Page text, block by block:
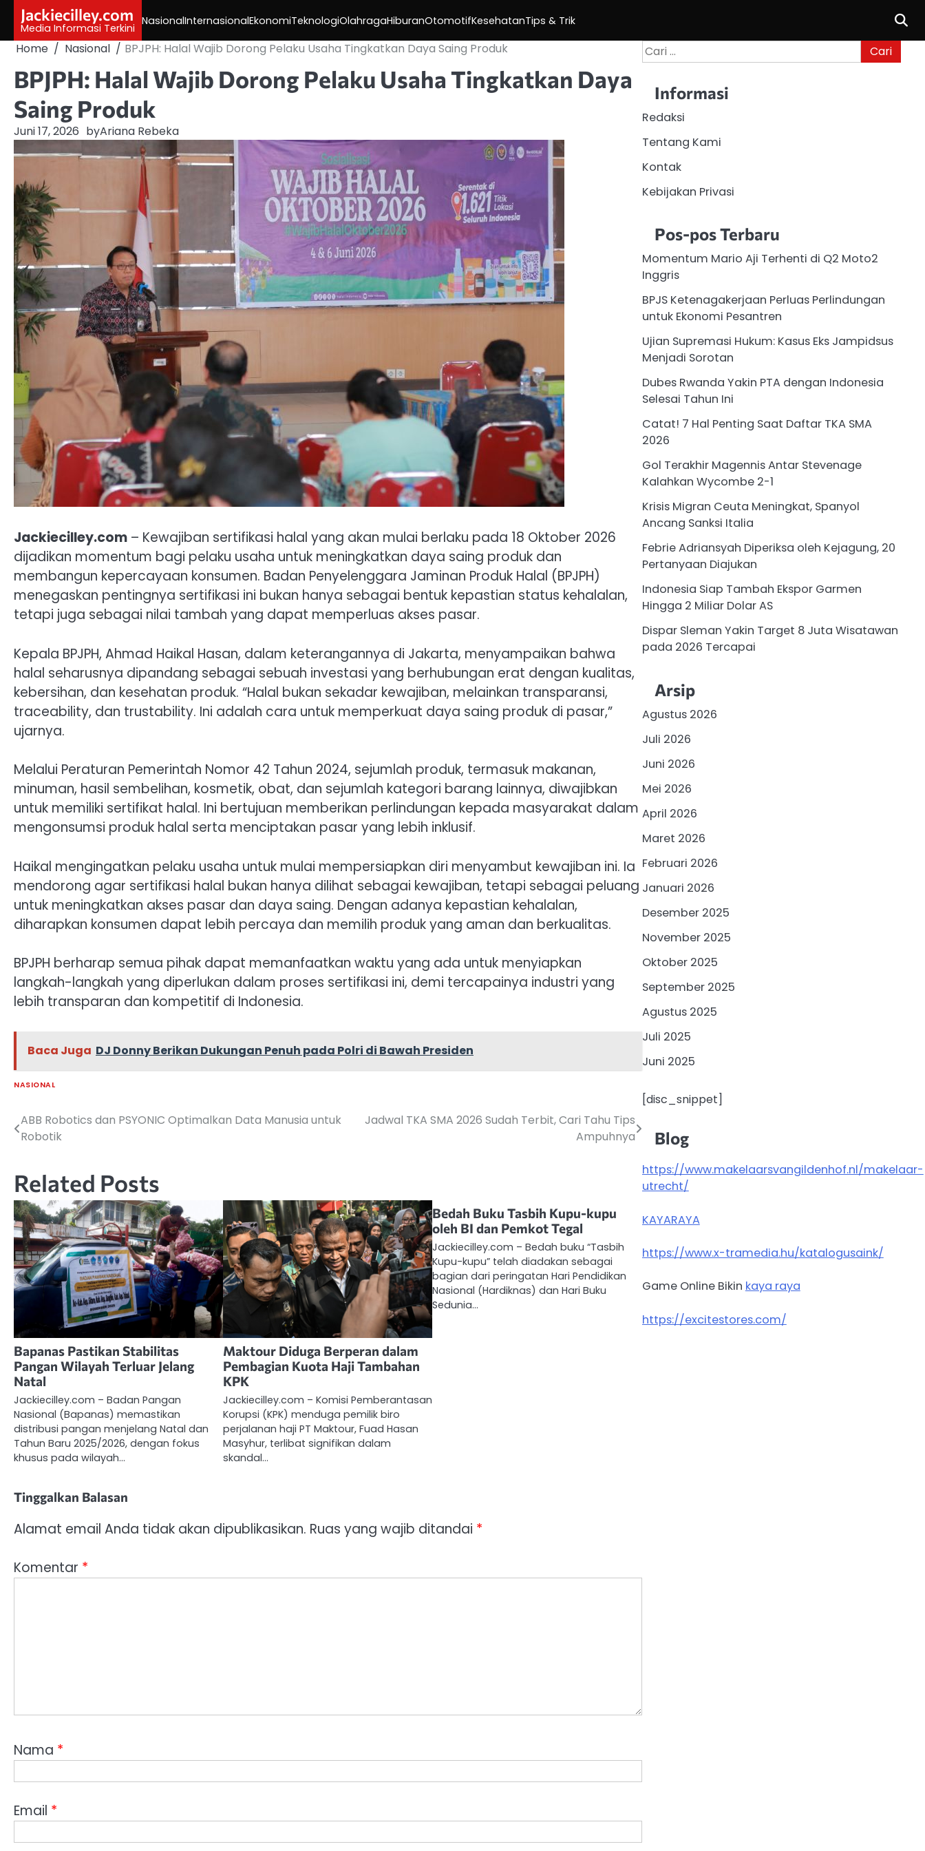
content
Jackiecilley.com
Media Informasi Terkini
NasionalInternasionalEkonomiTeknologiOlahragaHiburanOtomotifKesehatanTips & Trik
Home Nasional BPJPH: Halal Wajib Dorong Pelaku Usaha Tingkatkan Daya Saing Produk
BPJPH: Halal Wajib Dorong Pelaku Usaha Tingkatkan Daya
Saing Produk
Juni 17, 2026 byAriana Rebeka
Jackiecilley.com – Kewajiban sertifikasi halal yang akan mulai berlaku pada 18 Oktober 2026
dijadikan momentum bagi pelaku usaha untuk meningkatkan daya saing produk dan
membangun kepercayaan konsumen. Badan Penyelenggara Jaminan Produk Halal (BPJPH)
menegaskan pentingnya sertifikasi ini bukan hanya sebagai bentuk kepastian status kehalalan,
tetapi juga sebagai nilai tambah yang dapat memperluas akses pasar.
Kepala BPJPH, Ahmad Haikal Hasan, dalam keterangannya di Jakarta, menyampaikan bahwa
halal seharusnya dipandang sebagai sebuah investasi yang berhubungan erat dengan kualitas,
kebersihan, dan kesehatan produk. “Halal bukan sekadar kewajiban, melainkan transparansi,
traceability, dan trustability. Ini adalah cara untuk memperkuat daya saing produk di pasar,”
ujarnya.
Melalui Peraturan Pemerintah Nomor 42 Tahun 2024, sejumlah produk, termasuk makanan,
minuman, hasil sembelihan, kosmetik, obat, dan sejumlah kategori barang lainnya, diwajibkan
untuk memiliki sertifikat halal. Ini bertujuan memberikan perlindungan kepada masyarakat dalam
mengonsumsi produk halal serta menciptakan pasar yang lebih inklusif.
Haikal mengingatkan pelaku usaha untuk mulai mempersiapkan diri menyambut kewajiban ini. Ia
mendorong agar sertifikasi halal bukan hanya dilihat sebagai kewajiban, tetapi sebagai peluang
untuk meningkatkan akses pasar dan daya saing. Dengan adanya kepastian kehalalan,
diharapkan konsumen dapat lebih percaya dan memilih produk yang aman dan berkualitas.
BPJPH berharap semua pihak dapat memanfaatkan waktu yang ada untuk menyiapkan
langkah-langkah yang diperlukan dalam proses sertifikasi ini, demi tercapainya industri yang
lebih transparan dan kompetitif di Indonesia.
Baca Juga DJ Donny Berikan Dukungan Penuh pada Polri di Bawah Presiden
NASIONAL
Navigasi
ABB Robotics dan PSYONIC Optimalkan Data Manusia untuk
Robotik
Jadwal TKA SMA 2026 Sudah Terbit, Cari Tahu Tips
Ampuhnya
Related Posts
Bapanas Pastikan Stabilitas
Pangan Wilayah Terluar Jelang
Natal
Jackiecilley.com – Badan Pangan
Nasional (Bapanas) memastikan
distribusi pangan menjelang Natal dan
Tahun Baru 2025/2026, dengan fokus
khusus pada wilayah…
Maktour Diduga Berperan dalam
Pembagian Kuota Haji Tambahan
KPK
Jackiecilley.com – Komisi Pemberantasan
Korupsi (KPK) menduga pemilik biro
perjalanan haji PT Maktour, Fuad Hasan
Masyhur, terlibat signifikan dalam
skandal…
Bedah Buku Tasbih Kupu-kupu
oleh BI dan Pemkot Tegal
Jackiecilley.com – Bedah buku “Tasbih
Kupu-kupu” telah diadakan sebagai
bagian dari peringatan Hari Pendidikan
Nasional (Hardiknas) dan Hari Buku
Sedunia…
Tinggalkan Balasan
Alamat email Anda tidak akan dipublikasikan. Ruas yang wajib ditandai *
Komentar *
Nama *
Email *
Cari
untuk:
Informasi
Redaksi
Tentang Kami
Kontak
Kebijakan Privasi
Pos-pos Terbaru
Momentum Mario Aji Terhenti di Q2 Moto2
Inggris
BPJS Ketenagakerjaan Perluas Perlindungan
untuk Ekonomi Pesantren
Ujian Supremasi Hukum: Kasus Eks Jampidsus
Menjadi Sorotan
Dubes Rwanda Yakin PTA dengan Indonesia
Selesai Tahun Ini
Catat! 7 Hal Penting Saat Daftar TKA SMA
2026
Gol Terakhir Magennis Antar Stevenage
Kalahkan Wycombe 2-1
Krisis Migran Ceuta Meningkat, Spanyol
Ancang Sanksi Italia
Febrie Adriansyah Diperiksa oleh Kejagung, 20
Pertanyaan Diajukan
Indonesia Siap Tambah Ekspor Garmen
Hingga 2 Miliar Dolar AS
Dispar Sleman Yakin Target 8 Juta Wisatawan
pada 2026 Tercapai
Arsip
Agustus 2026
Juli 2026
Juni 2026
Mei 2026
April 2026
Maret 2026
Februari 2026
Januari 2026
Desember 2025
November 2025
Oktober 2025
September 2025
Agustus 2025
Juli 2025
Juni 2025
[disc_snippet]
Blog
https://www.makelaarsvangildenhof.nl/makelaar-
utrecht/
KAYARAYA
https://www.x-tramedia.hu/katalogusaink/
Game Online Bikin kaya raya
https://excitestores.com/